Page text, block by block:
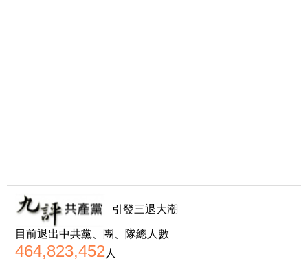
引發三退大潮
目前退出中共黨、團、隊總人數
464,823,452 人